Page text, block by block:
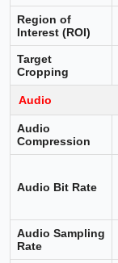
Region of
Interest (ROI)
Target
Cropping
Audio
Audio
Compression
Audio Bit Rate
Audio Sampling
Rate